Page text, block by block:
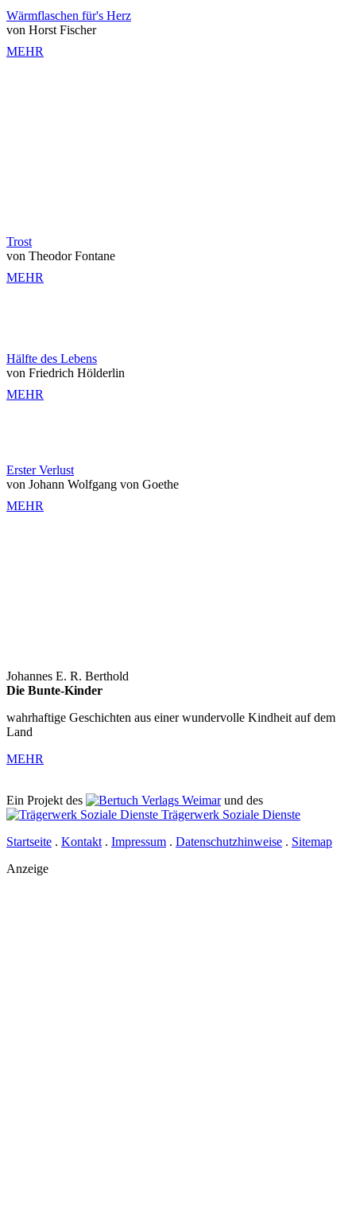
Wärmflaschen für's Herz
von Horst Fischer
MEHR
Trost
von Theodor Fontane
MEHR
Hälfte des Lebens
von Friedrich Hölderlin
MEHR
Erster Verlust
von Johann Wolfgang von Goethe
MEHR
Johannes E. R. Berthold
Die Bunte-Kinder
wahrhaftige Geschichten aus einer wundervolle Kindheit auf dem
Land
MEHR
Ein Projekt des Verlags Weimarund des
Trägerwerk Soziale Dienste
Startseite . Kontakt . Impressum . Datenschutzhinweise . Sitemap
Anzeige